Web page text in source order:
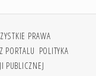
PRAWA
PORTALU POLITYKA
PUBLICZNEJ